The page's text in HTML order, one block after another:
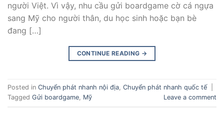
người Việt. Vì vậy, nhu cầu gửi boardgame cờ cá ngựa
sang Mỹ cho người thân, du học sinh hoặc bạn bè
đang […]
CONTINUE READING →
Posted in Chuyển phát nhanh nội địa, Chuyển phát nhanh quốc tế
Tagged Gửi boardgame, Mỹ Leave a comment